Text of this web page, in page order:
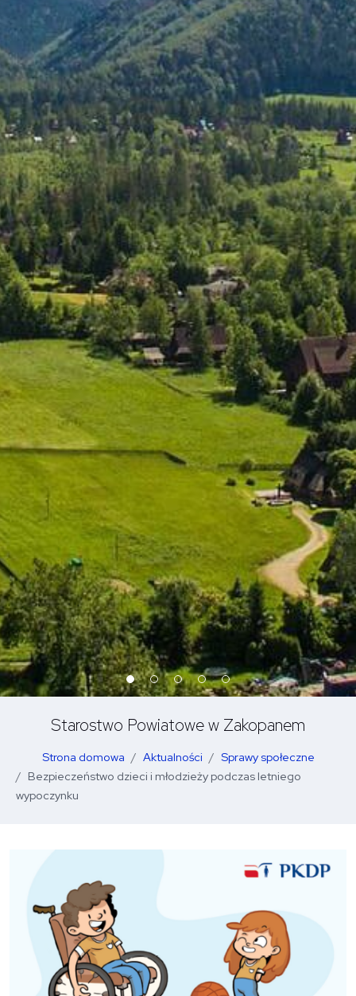
Starostwo Powiatowe w Zakopanem
Strona domowa Aktualności
Sprawy społeczne
Bezpieczeństwo dzieci i młodzieży podczas letniego
wypoczynku